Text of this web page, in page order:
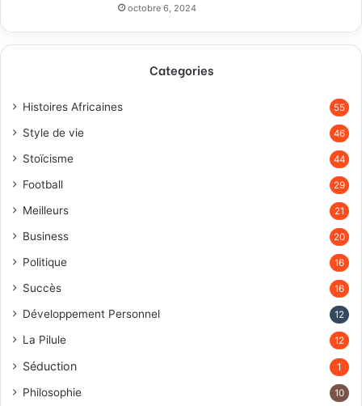
octobre 6, 2024
Categories
Histoires Africaines 55
Style de vie 46
Stoïcisme 44
Football 29
Meilleurs 21
Business 20
Politique 16
Succès 16
Développement Personnel 12
La Pilule 12
Séduction 1
Philosophie 10